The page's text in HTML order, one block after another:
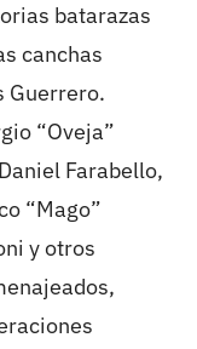
batarazas
canchas
Guerrero.
“Oveja”
Farabello,
“Mago”
y otros